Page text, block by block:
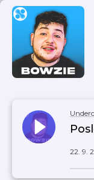
22. 9.